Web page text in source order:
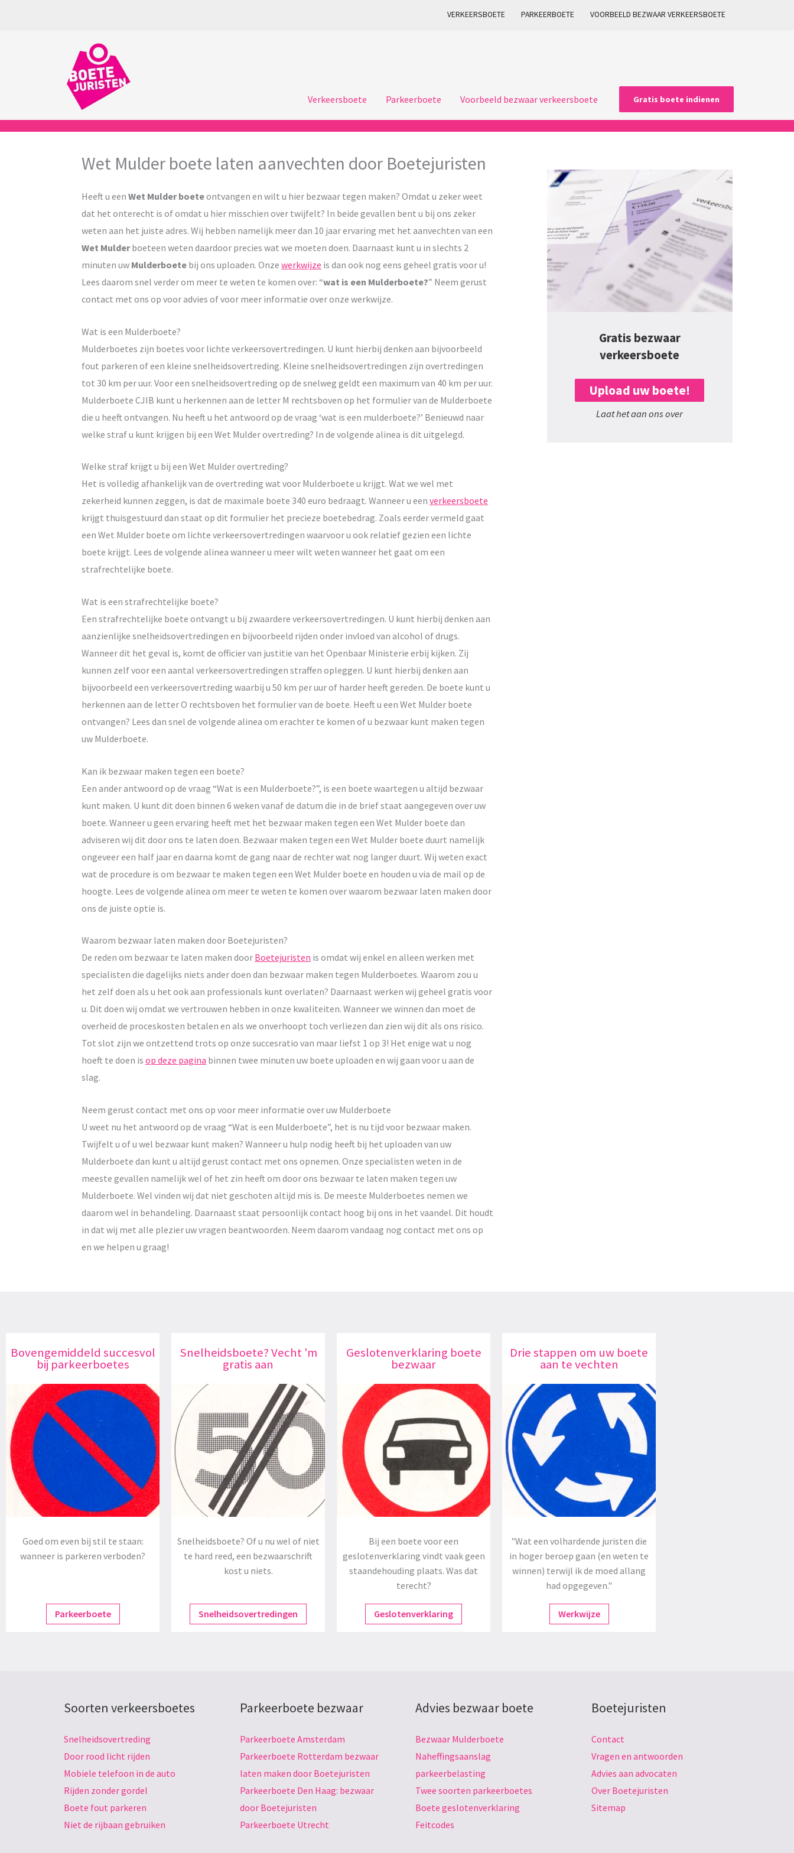
VERKEERSBOETE PARKEERBOETE VOORBEELD BEZWAAR VERKEERSBOETE
Verkeersboete Parkeerboete Voorbeeld bezwaar verkeersboete Gratis boete indienen
Wet Mulder boete laten aanvechten door Boetejuristen
Heeft u een Wet Mulder boeteontvangen en wilt u hier bezwaar tegen maken? Omdat u zeker weet
dat het onterecht is of omdat u hier misschien over twijfelt? In beide gevallen bent u bij ons zeker
weten aan het juiste adres. Wij hebben namelijk meer dan 10 jaar ervaring met het aanvechten van een
Wet Mulderboeteen weten daardoor precies wat we moeten doen. Daarnaast kunt u in slechts 2
minuten uw Mulderboete bij ons uploaden. Onze werkwijze is dan ook nog eens geheel gratis voor u!
Lees daarom snel verder om meer te weten te komen over: “wat is een Mulderboete?” Neem gerust
contact met ons op voor advies of voor meer informatie over onze werkwijze.
Wat is een Mulderboete?
Mulderboetes zijn boetes voor lichte verkeersovertredingen. U kunt hierbij denken aan bijvoorbeeld
fout parkeren of een kleine snelheidsovertreding. Kleine snelheidsovertredingen zijn overtredingen
tot 30 km per uur. Voor een snelheidsovertreding op de snelweg geldt een maximum van 40 km per uur.
Mulderboete CJIB kunt u herkennen aan de letter M rechtsboven op het formulier van de Mulderboete
die u heeft ontvangen. Nu heeft u het antwoord op de vraag ‘wat is een mulderboete?’ Benieuwd naar
welke straf u kunt krijgen bij een Wet Mulder overtreding? In de volgende alinea is dit uitgelegd.
Welke straf krijgt u bij een Wet Mulder overtreding?
Het is volledig afhankelijk van de overtreding wat voor Mulderboete u krijgt. Wat we wel met
zekerheid kunnen zeggen, is dat de maximale boete 340 euro bedraagt. Wanneer u een verkeersboete
krijgt thuisgestuurd dan staat op dit formulier het precieze boetebedrag. Zoals eerder vermeld gaat
een Wet Mulder boete om lichte verkeersovertredingen waarvoor u ook relatief gezien een lichte
boete krijgt. Lees de volgende alinea wanneer u meer wilt weten wanneer het gaat om een
strafrechtelijke boete.
Wat is een strafrechtelijke boete?
Een strafrechtelijke boete ontvangt u bij zwaardere verkeersovertredingen. U kunt hierbij denken aan
aanzienlijke snelheidsovertredingen en bijvoorbeeld rijden onder invloed van alcohol of drugs.
Wanneer dit het geval is, komt de officier van justitie van het Openbaar Ministerie erbij kijken. Zij
kunnen zelf voor een aantal verkeersovertredingen straffen opleggen. U kunt hierbij denken aan
bijvoorbeeld een verkeersovertreding waarbij u 50 km per uur of harder heeft gereden. De boete kunt u
herkennen aan de letter O rechtsboven het formulier van de boete. Heeft u een Wet Mulder boete
ontvangen? Lees dan snel de volgende alinea om erachter te komen of u bezwaar kunt maken tegen
uw Mulderboete.
Kan ik bezwaar maken tegen een boete?
Een ander antwoord op de vraag “Wat is een Mulderboete?”, is een boete waartegen u altijd bezwaar
kunt maken. U kunt dit doen binnen 6 weken vanaf de datum die in de brief staat aangegeven over uw
boete. Wanneer u geen ervaring heeft met het bezwaar maken tegen een Wet Mulder boete dan
adviseren wij dit door ons te laten doen. Bezwaar maken tegen een Wet Mulder boete duurt namelijk
ongeveer een half jaar en daarna komt de gang naar de rechter wat nog langer duurt. Wij weten exact
wat de procedure is om bezwaar te maken tegen een Wet Mulder boete en houden u via de mail op de
hoogte. Lees de volgende alinea om meer te weten te komen over waarom bezwaar laten maken door
ons de juiste optie is.
Waarom bezwaar laten maken door Boetejuristen?
De reden om bezwaar te laten maken door Boetejuristen is omdat wij enkel en alleen werken met
specialisten die dagelijks niets ander doen dan bezwaar maken tegen Mulderboetes. Waarom zou u
het zelf doen als u het ook aan professionals kunt overlaten? Daarnaast werken wij geheel gratis voor
u. Dit doen wij omdat we vertrouwen hebben in onze kwaliteiten. Wanneer we winnen dan moet de
overheid de proceskosten betalen en als we onverhoopt toch verliezen dan zien wij dit als ons risico.
Tot slot zijn we ontzettend trots op onze succesratio van maar liefst 1 op 3! Het enige wat u nog
hoeft te doen is op deze pagina binnen twee minuten uw boete uploaden en wij gaan voor u aan de
slag.
Neem gerust contact met ons op voor meer informatie over uw Mulderboete
U weet nu het antwoord op de vraag “Wat is een Mulderboete”, het is nu tijd voor bezwaar maken.
Twijfelt u of u wel bezwaar kunt maken? Wanneer u hulp nodig heeft bij het uploaden van uw
Mulderboete dan kunt u altijd gerust contact met ons opnemen. Onze specialisten weten in de
meeste gevallen namelijk wel of het zin heeft om door ons bezwaar te laten maken tegen uw
Mulderboete. Wel vinden wij dat niet geschoten altijd mis is. De meeste Mulderboetes nemen we
daarom wel in behandeling. Daarnaast staat persoonlijk contact hoog bij ons in het vaandel. Dit houdt
in dat wij met alle plezier uw vragen beantwoorden. Neem daarom vandaag nog contact met ons op
en we helpen u graag!
Gratis bezwaar
verkeersboete
Upload uw boete!
Laat het aan ons over
Bovengemiddeld succesvol
bij parkeerboetes
Goed om even bij stil te staan:
wanneer is parkeren verboden?
Parkeerboete
Snelheidsboete? Vecht 'm
gratis aan
Snelheidsboete? Of u nu wel of niet
te hard reed, een bezwaarschrift
kost u niets.
Snelheidsovertredingen
Geslotenverklaring boete
bezwaar
Bij een boete voor een
geslotenverklaring vindt vaak geen
staandehouding plaats. Was dat
terecht?
Geslotenverklaring
Drie stappen om uw boete
aan te vechten
"Wat een volhardende juristen die
in hoger beroep gaan (en weten te
winnen) terwijl ik de moed allang
had opgegeven."
Werkwijze
Soorten verkeersboetes
Snelheidsovertreding
Door rood licht rijden
Mobiele telefoon in de auto
Rijden zonder gordel
Boete fout parkeren
Niet de rijbaan gebruiken
Parkeerboete bezwaar
Parkeerboete Amsterdam
Parkeerboete Rotterdam bezwaar
laten maken door Boetejuristen
Parkeerboete Den Haag: bezwaar
door Boetejuristen
Parkeerboete Utrecht
Advies bezwaar boete
Bezwaar Mulderboete
Naheffingsaanslag
parkeerbelasting
Twee soorten parkeerboetes
Boete geslotenverklaring
Feitcodes
Boetejuristen
Contact
Vragen en antwoorden
Advies aan advocaten
Over Boetejuristen
Sitemap